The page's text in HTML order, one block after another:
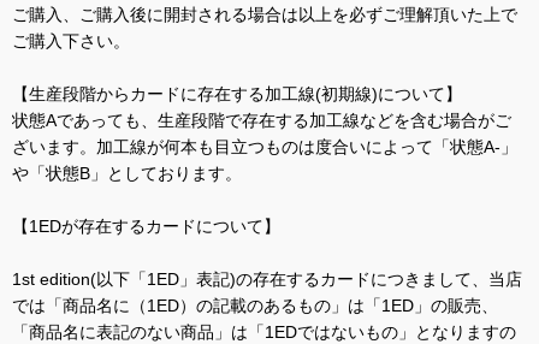
ご購入、ご購入後に開封される場合は以上を必ずご理解頂いた上で
ご購入下さい。
【生産段階からカードに存在する加工線(初期線)について】
状態Aであっても、生産段階で存在する加工線などを含む場合がご
ざいます。加工線が何本も目立つものは度合いによって「状態A-」
や「状態B」としております。
【1EDが存在するカードについて】
1st edition(以下「1ED」表記)の存在するカードにつきまして、当店
では「商品名に（1ED）の記載のあるもの」は「1ED」の販売、
「商品名に表記のない商品」は「1EDではないもの」となりますの